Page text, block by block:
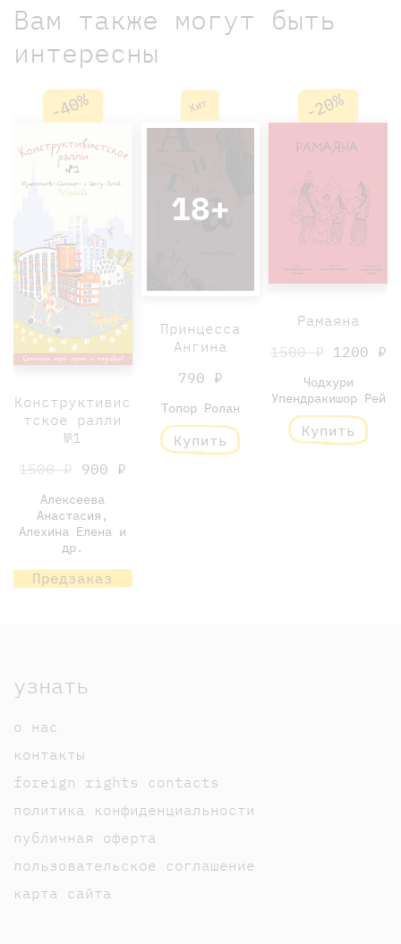
Вам также могут быть
интересны
-40%
Конструктивис
тское ралли
№1
1500 ₽ 900 ₽
Алексеева
Анастасия,
Алехина Елена и
др.
Предзаказ
Хит
18+
Принцесса
Ангина
790 ₽
Топор Ролан
Купить
-20%
Рамаяна
1500 ₽ 1200 ₽
Чодхури
Упендракишор Рей
Купить
узнать
о нас
контакты
foreign rights contacts
политика конфиденциальности
публичная оферта
пользовательское соглашение
карта сайта